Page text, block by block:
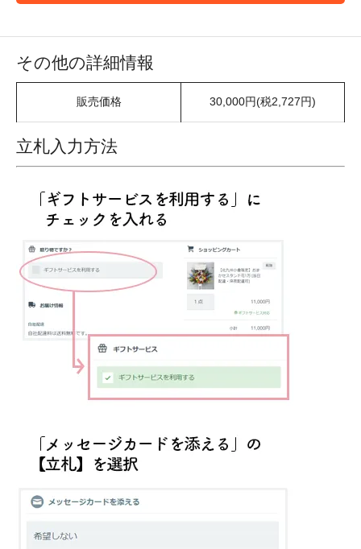
その他の詳細情報
販売価格 30,000円(税2,727円)
立札入力方法